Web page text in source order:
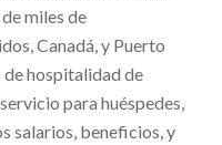
miles de
Canadá, y Puerto
hospitalidad de
para huéspedes,
salarios, beneficios, y